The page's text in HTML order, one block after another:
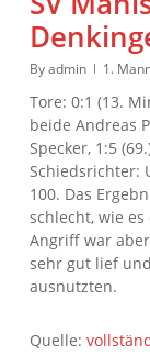
Byadmin 1.
Tore: 0:1 (13.
beide Andreas
Specker, 1:5
Schiedsrichter:
100. Das
schlecht, wie
Angriff war
sehr gut lief
ausnutzten.
Quelle: